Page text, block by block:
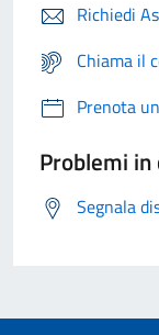
Richiedi
Chiama il
Prenota
Problemi
Segnala